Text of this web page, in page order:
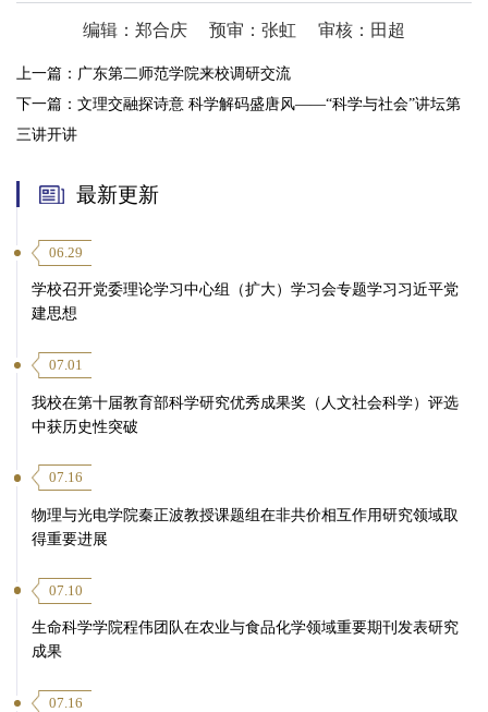
编辑：郑合庆 预审：张虹 审核：田超
上一篇： 广东第二师范学院来校调研交流
下一篇： 文理交融探诗意 科学解码盛唐风——“科学与社会”讲坛第
三讲开讲
最新更新
06.29
学校召开党委理论学习中心组（扩大）学习会专题学习习近平党
建思想
07.01
我校在第十届教育部科学研究优秀成果奖（人文社会科学）评选
中获历史性突破
07.16
物理与光电学院秦正波教授课题组在非共价相互作用研究领域取
得重要进展
07.10
生命科学学院程伟团队在农业与食品化学领域重要期刊发表研究
成果
07.16